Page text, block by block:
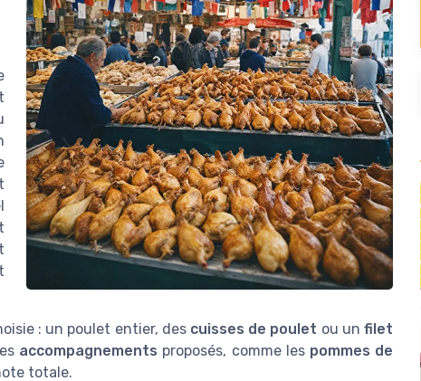
: un poulet entier, des cuisses de poulet ou unfilet
accompagnements proposés, comme les pommes de
totale.